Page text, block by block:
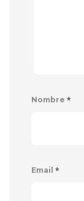
Nombre *
Email *